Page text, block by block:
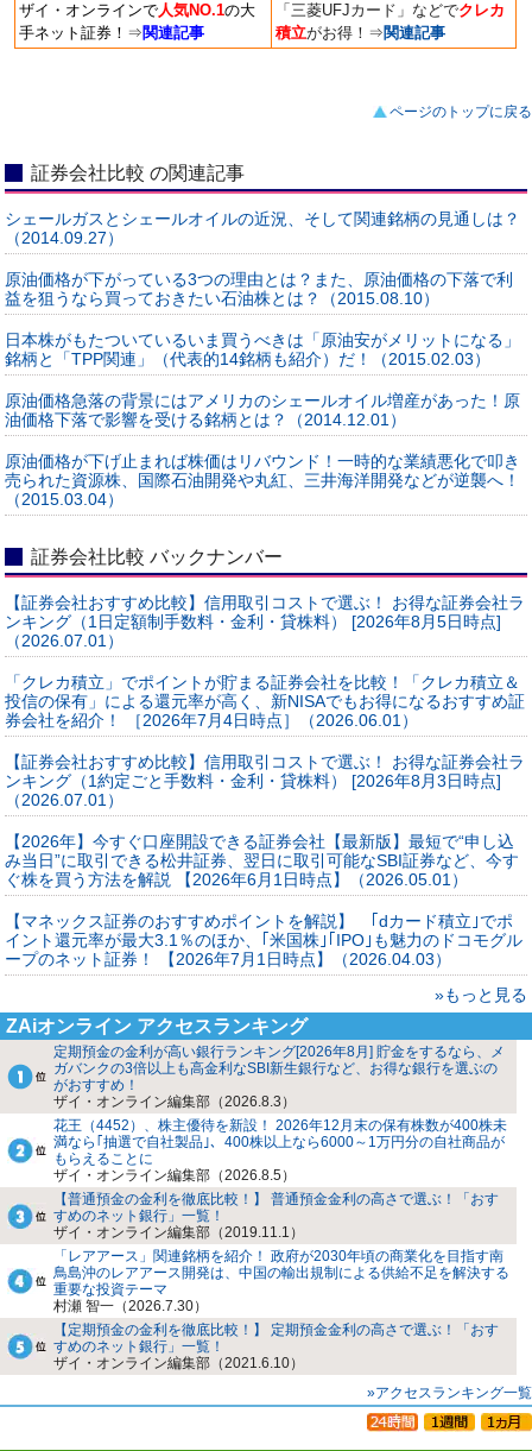
ザイ・オンラインで人気NO.1の大
手ネット証券！ ⇒ 関連記事
「三菱UFJカード」などでクレカ
積立がお得！ ⇒ 関連記事
ページのトップに戻る
証券会社比較 の関連記事
シェールガスとシェールオイルの近況、そして関連銘柄の見通しは？
（2014.09.27）
原油価格が下がっている3つの理由とは？また、原油価格の下落で利
益を狙うなら買っておきたい石油株とは？（2015.08.10）
日本株がもたついているいま買うべきは「原油安がメリットになる」
銘柄と「TPP関連」（代表的14銘柄も紹介）だ！（2015.02.03）
原油価格急落の背景にはアメリカのシェールオイル増産があった！原
油価格下落で影響を受ける銘柄とは？（2014.12.01）
原油価格が下げ止まれば株価はリバウンド！一時的な業績悪化で叩き
売られた資源株、国際石油開発や丸紅、三井海洋開発などが逆襲へ！
（2015.03.04）
証券会社比較 バックナンバー
【証券会社おすすめ比較】信用取引コストで選ぶ！ お得な証券会社ラ
ンキング（1日定額制手数料・金利・貸株料） [2026年8月5日時点]
（2026.07.01）
「クレカ積立」でポイントが貯まる証券会社を比較！「クレカ積立＆
投信の保有」による還元率が高く、新NISAでもお得になるおすすめ証
券会社を紹介！ ［2026年7月4日時点］（2026.06.01）
【証券会社おすすめ比較】信用取引コストで選ぶ！ お得な証券会社ラ
ンキング（1約定ごと手数料・金利・貸株料） [2026年8月3日時点]
（2026.07.01）
【2026年】今すぐ口座開設できる証券会社【最新版】最短で“申し込
み当日”に取引できる松井証券、翌日に取引可能なSBI証券など、今す
ぐ株を買う方法を解説 【2026年6月1日時点】（2026.05.01）
【マネックス証券のおすすめポイントを解説】 ｢dカード積立｣でポ
イント還元率が最大3.1％のほか、｢米国株｣｢IPO｣も魅力のドコモグル
ープのネット証券！ 【2026年7月1日時点】（2026.04.03）
»もっと見る
ZAiオンライン アクセスランキング
定期預金の金利が高い銀行ランキング[2026年8月] 貯金をするなら、メ
ガバンクの3倍以上も高金利なSBI新生銀行など、お得な銀行を選ぶの
がおすすめ！
ザイ・オンライン編集部（2026.8.3）
花王（4452）、株主優待を新設！ 2026年12月末の保有株数が400株未
満なら｢抽選で自社製品｣、400株以上なら6000～1万円分の自社商品が
もらえることに
ザイ・オンライン編集部（2026.8.5）
【普通預金の金利を徹底比較！】 普通預金金利の高さで選ぶ！「おす
すめのネット銀行」一覧！
ザイ・オンライン編集部（2019.11.1）
「レアアース」関連銘柄を紹介！ 政府が2030年頃の商業化を目指す南
鳥島沖のレアアース開発は、中国の輸出規制による供給不足を解決する
重要な投資テーマ
村瀬 智一（2026.7.30）
【定期預金の金利を徹底比較！】 定期預金金利の高さで選ぶ！「おす
すめのネット銀行」一覧！
ザイ・オンライン編集部（2021.6.10）
»アクセスランキング一覧